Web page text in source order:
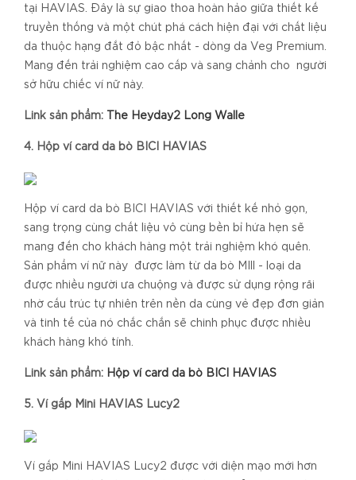
tại HAVIAS. Đây là sự giao thoa hoàn hảo giữa thiết kế
truyền thống và một chút phá cách hiện đại với chất liệu
da thuộc hạng đắt đỏ bậc nhất - dòng da Veg Premium.
Mang đến trải nghiệm cao cấp và sang chảnh cho người
sở hữu chiếc ví nữ này.
Link sản phẩm: The Heyday2 Long Walle
4. Hộp ví card da bò BICI HAVIAS
Hộp ví card da bò BICI HAVIAS với thiết kế nhỏ gọn,
sang trọng cùng chất liệu vô cùng bền bỉ hứa hẹn sẽ
mang đến cho khách hàng một trải nghiệm khó quên.
Sản phẩm ví nữ này được làm từ da bò MIll - loại da
được nhiều người ưa chuộng và được sử dụng rộng rãi
nhờ cấu trúc tự nhiên trên nền da cùng vẻ đẹp đơn giản
và tinh tế của nó chắc chắn sẽ chinh phục được nhiều
khách hàng khó tính.
Link sản phẩm: Hộp ví card da bò BICI HAVIAS
5. Ví gấp Mini HAVIAS Lucy2
Ví gấp Mini HAVIAS Lucy2 được với diện mạo mới hơn